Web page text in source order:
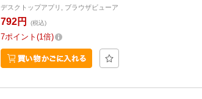
デスクトップアプリ, ブラウザビューア
792円 (税込)
7ポイント 1倍